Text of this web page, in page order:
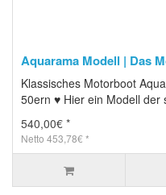
Aquarama Modell | Das
Klassisches Motorboot
50ern ♥ Hier ein Modell der
540,00€ *
Netto 453,78€ *